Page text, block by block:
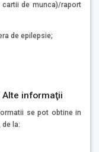
cartii de munca)/raport
de epilepsie;
informaţii
se pot obtine in
la: